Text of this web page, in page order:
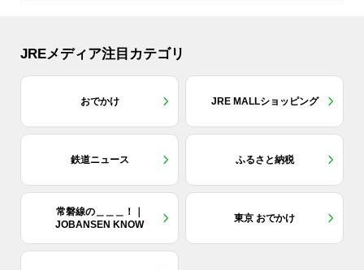
JREメディア注目カテゴリ
おでかけ JRE MALLショッピング
鉄道ニュース ふるさと納税
常磐線の＿＿＿！｜
JOBANSEN KNOW
東京 おでかけ